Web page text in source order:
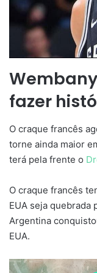
fazer
O craque francês
torne ainda maior
terá pela frente o
O craque francês
EUA seja quebrada
Argentina
EUA.